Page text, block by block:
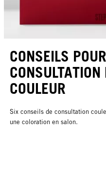
CONSEILS
COULEUR
Six conseils de consultation
une coloration en salon.